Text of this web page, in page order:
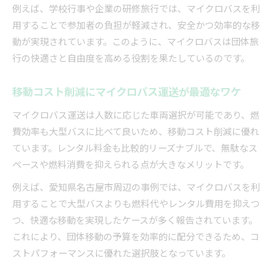
普通免許で運転できるマイクロバスの条件とは
免許取得時に知っておきたいマイクロバスの注
意点
マイクロバス送迎時に守るべき法的ルール
社内ドライバー選定時のマイクロバス運転要件
マイクロバスレンタカー活用のメリットと注意
点
レンタカー利用時のマイクロバス選定ポイント
運転手付きと自分で運転する場合の違いを比較
レンタカーでのマイクロバス移動を快適にする
工夫
団体移動ならマイクロバスの料金相場をチェック
例えば、学校行事や企業の研修旅行では、マイクロバスを利
用することで参加者の負担が軽減され、安全かつ効率的な移
動が実現されています。このように、マイクロバスは団体旅
行の快適さと自由度を高める役割を果たしているのです。
移動コスト削減にマイクロバス運送が最適なワケ
マイクロバス運送は人数に応じた車両選択が可能であり、燃
費効率も大型バスに比べて良いため、移動コスト削減に優れ
ています。レンタル料金も比較的リーズナブルで、無駄なス
ペースや燃料消費を抑えられる点が大きなメリットです。
例えば、愛知県名古屋市周辺の事例では、マイクロバスを利
用することで大型バスよりも燃料代やレンタル費用を抑えつ
つ、快適な移動を実現したケースが多く報告されています。
これにより、団体移動の予算を効率的に配分できるため、コ
ストパフォーマンスに優れた選択肢となっています。